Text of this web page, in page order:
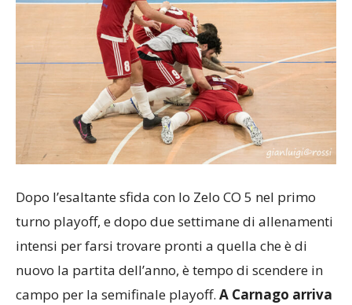
Dopo l’esaltante sfida con lo Zelo CO 5 nel primo
turno playoff, e dopo due settimane di allenamenti
intensi per farsi trovare pronti a quella che è di
nuovo la partita dell’anno, è tempo di scendere in
campo per la semifinale playoff. A Carnago arriva